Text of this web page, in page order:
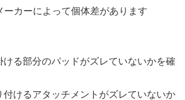
カーによって個体差があります
ける部分のパッドがズレていないかを確
付けるアタッチメントがズレていないか